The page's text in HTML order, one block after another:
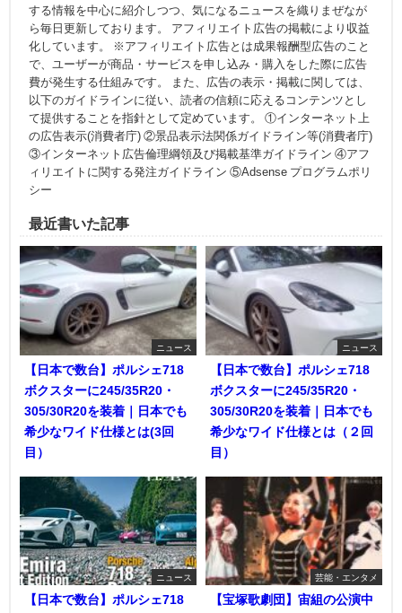
する情報を中心に紹介しつつ、気になるニュースを織りまぜなが
ら毎日更新しております。 アフィリエイト広告の掲載により収益
化しています。 ※アフィリエイト広告とは成果報酬型広告のこと
で、ユーザーが商品・サービスを申し込み・購入をした際に広告
費が発生する仕組みです。 また、広告の表示・掲載に関しては、
以下のガイドラインに従い、読者の信頼に応えるコンテンツとし
て提供することを指針として定めています。 ①インターネット上
の広告表示(消費者庁) ②景品表示法関係ガイドライン等(消費者庁)
③インターネット広告倫理綱領及び掲載基準ガイドライン ④アフ
ィリエイトに関する発注ガイドライン ⑤Adsense プログラムポリ
シー
最近書いた記事
ニュース
【日本で数台】ポルシェ718
ボクスターに245/35R20・
305/30R20を装着｜日本でも
希少なワイド仕様とは(3回
目）
ニュース
【日本で数台】ポルシェ718
ボクスターに245/35R20・
305/30R20を装着｜日本でも
希少なワイド仕様とは（２回
目）
ニュース
【日本で数台】ポルシェ718
芸能・エンタメ
【宝塚歌劇団】宙組の公演中